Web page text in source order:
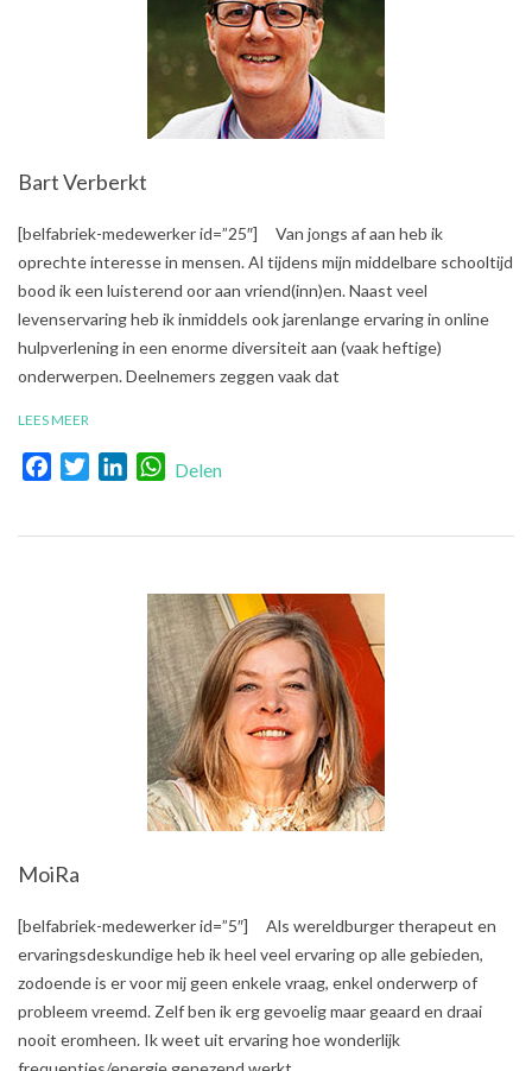
Bart Verberkt
2018-
18
[belfabriek-medewerker id=”25″] Van jongs af aan heb ik
oprechte interesse in mensen. Al tijdens mijn middelbare schooltijd
bood ik een luisterend oor aan vriend(inn)en. Naast veel
levenservaring heb ik inmiddels ook jarenlange ervaring in online
hulpverlening in een enorme diversiteit aan (vaak heftige)
onderwerpen. Deelnemers zeggen vaak dat
LEES MEER
FacebookTwitterLinkedInWhatsApp
Delen
MoiRa
2017-
[belfabriek-medewerker id=”5″] Als wereldburger therapeut en
ervaringsdeskundige heb ik heel veel ervaring op alle gebieden,
zodoende is er voor mij geen enkele vraag, enkel onderwerp of
probleem vreemd. Zelf ben ik erg gevoelig maar geaard en draai
nooit eromheen. Ik weet uit ervaring hoe wonderlijk